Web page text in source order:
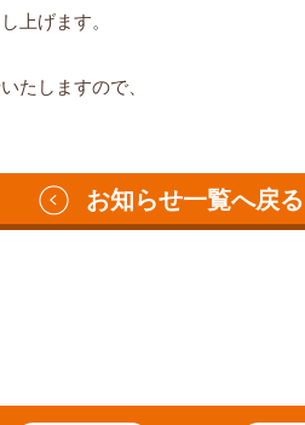
上げます。
たしますので、
お知らせ一覧へ戻る